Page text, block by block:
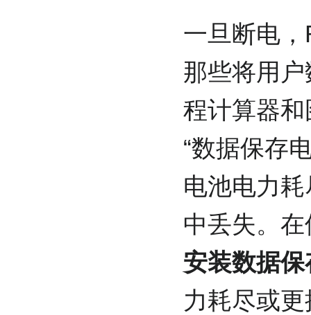
一旦断电
那些将用
程计算器
“数据保存
电池电力
中丢失。
安装数据
力耗尽或